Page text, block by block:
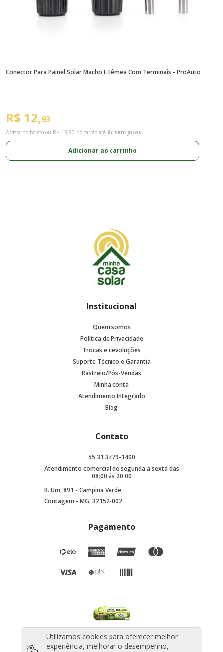
Conector Para Painel Solar Macho E Fêmea Com Terminais - ProAuto
R$ 12,93
À vista no boleto ou R$ 13,90 no cartão até 6x sem juros
Adicionar ao carrinho
Institucional
Quem somos
Política de Privacidade
Trocas e devoluções
Suporte Técnico e Garantia
Rastreio/Pós-Vendas
Minha conta
Atendimento Integrado
Blog
Contato
55 31 3479-1400
Atendimento comercial de segunda a sexta das
08:00 às 20:00
R. Um, 891 - Campina Verde,
Contagem - MG, 32152-002
Pagamento
Utilizamos cookies para oferecer melhor
experiência, melhorar o desempenho,